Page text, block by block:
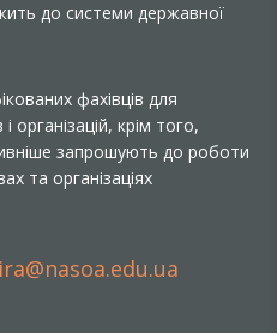
до системи державної
фахівців для
крім того,
запрошують до роботи
та організаціях